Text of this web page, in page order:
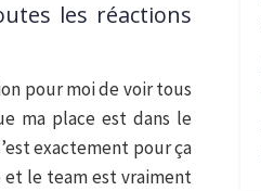
les réactions
pour moi de voir tous
ma place est dans le
exactement pour ça
et le team est vraiment